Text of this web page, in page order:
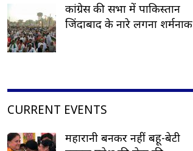
कांग्रेस की सभा में पाकिस्तान
जिंदाबाद के नारे लगना शर्मनाक
CURRENT EVENTS
महारानी बनकर नहीं बहू-बेटी